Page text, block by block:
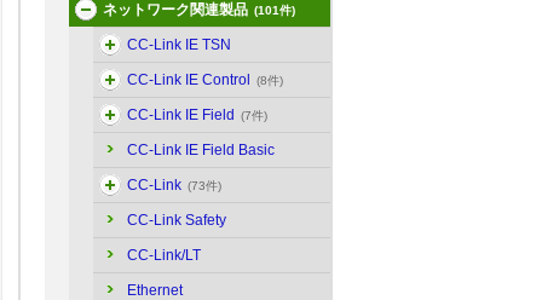
ネットワーク関連製品 (101件)
CC-Link IE TSN
CC-Link IE Control (8件)
CC-Link IE Field (7件)
CC-Link IE Field Basic
CC-Link (73件)
CC-Link Safety
CC-Link/LT
Ethernet